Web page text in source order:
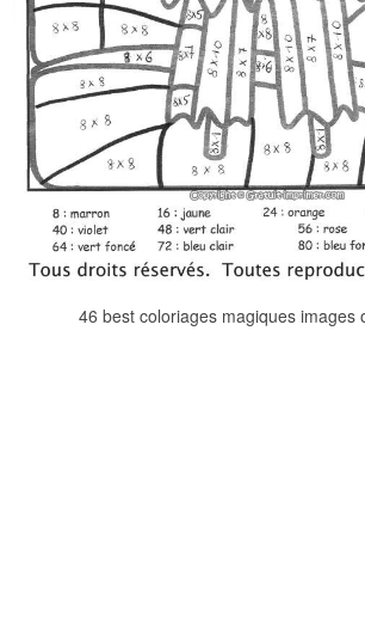
46 best coloriages magiques images